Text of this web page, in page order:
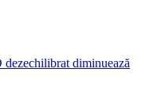
diminuează